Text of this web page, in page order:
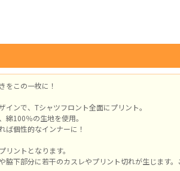
をこの一枚に！
インで、Tシャツフロント全面にプリント。
綿100％の生地を使用。
ば個性的なインナーに！
ントとなります。
下部分に若干のカスレやプリント切れが生じます。